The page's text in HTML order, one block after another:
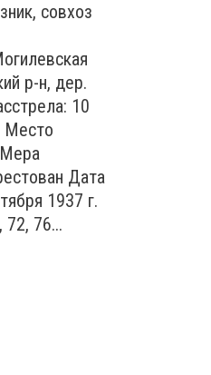
совхоз
р-н, дер.
10
Место
Дата
1937 г.
72, 76...